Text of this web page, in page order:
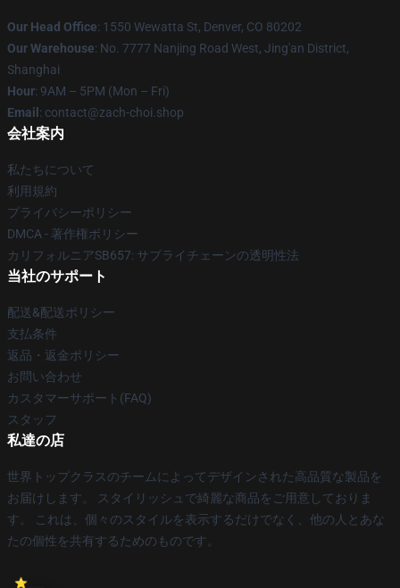
Our Head Office: 1550 Wewatta St, Denver, CO 80202
Our Warehouse: No. 7777 Nanjing Road West, Jing'an District,
Shanghai
Hour: 9AM – 5PM (Mon – Fri)
Email : contact@zach-choi.shop
会社案内
私たちについて
利用規約
プライバシーポリシー
DMCA - 著作権ポリシー
カリフォルニアSB657: サプライチェーンの透明性法
当社のサポート
配送&配送ポリシー
支払条件
返品・返金ポリシー
お問い合わせ
カスタマーサポート(FAQ)
スタッフ
私達の店
世界トップクラスのチームによってデザインされた高品質な製品を
お届けします。 スタイリッシュで綺麗な商品をご用意しておりま
す。 これは、個々のスタイルを表示するだけでなく、他の人とあな
たの個性を共有するためのものです。